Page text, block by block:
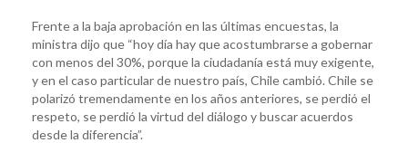
Frente a la baja aprobación en las últimas encuestas, la
ministra dijo que “hoy día hay que acostumbrarse a gobernar
con menos del 30%, porque la ciudadanía está muy exigente,
y en el caso particular de nuestro país, Chile cambió. Chile se
polarizó tremendamente en los años anteriores, se perdió el
respeto, se perdió la virtud del diálogo y buscar acuerdos
desde la diferencia”.